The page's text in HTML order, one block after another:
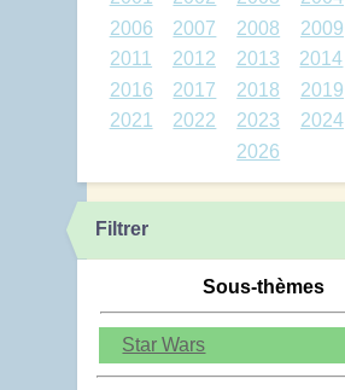
2006
2007 2008 2009
2011
2012 2013 2014
2016
2017 2018 2019
2021
2022 2023 2024
2026
Filtrer
Sous-thèmes
Star Wars